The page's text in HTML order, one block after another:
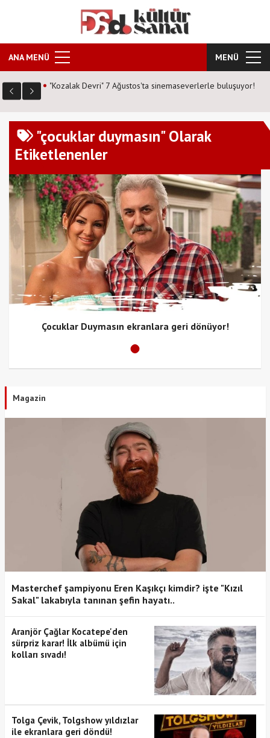
ANA MENÜ MENÜ
"Kozalak Devri" 7 Ağustos'ta sinemaseverlerle buluşuyor!
"çocuklar duymasın" Olarak
Etiketlenenler
Çocuklar Duymasın ekranlara geri dönüyor!
Magazin
Masterchef şampiyonu Eren Kaşıkçı kimdir? işte "Kızıl
Sakal" lakabıyla tanınan şefin hayatı..
Aranjör Çağlar Kocatepe'den
sürpriz karar! İlk albümü için
kolları sıvadı!
Tolga Çevik, Tolgshow yıldızlar
ile ekranlara geri döndü!